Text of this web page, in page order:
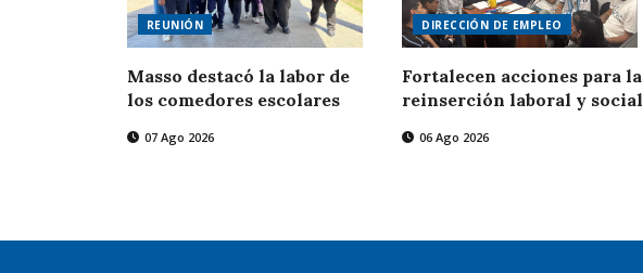
REUNIÓN
Masso destacó la labor de
los comedores escolares
07 Ago 2026
DIRECCIÓN DE EMPLEO
Fortalecen acciones para la
reinserción laboral y social
06 Ago 2026